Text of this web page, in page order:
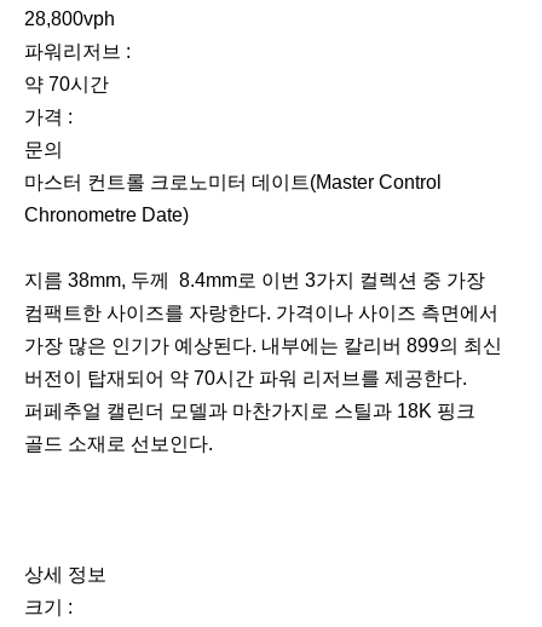
28,800vph
파워리저브 :
약 70시간
가격 :
문의
마스터 컨트롤 크로노미터 데이트(Master Control
Chronometre Date)
지름 38mm, 두께 8.4mm로 이번 3가지 컬렉션 중 가장
컴팩트한 사이즈를 자랑한다. 가격이나 사이즈 측면에서
가장 많은 인기가 예상된다. 내부에는 칼리버 899의 최신
버전이 탑재되어 약 70시간 파워 리저브를 제공한다.
퍼페추얼 캘린더 모델과 마찬가지로 스틸과 18K 핑크
골드 소재로 선보인다.
상세 정보
크기 :